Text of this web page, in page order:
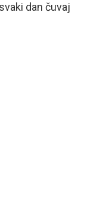
dan čuvaj